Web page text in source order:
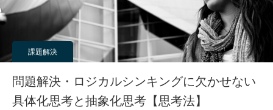
課題解決
問題解決・ロジカルシンキングに欠かせない
具体化思考と抽象化思考【思考法】